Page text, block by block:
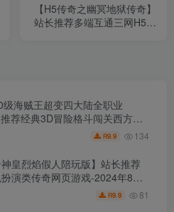
【H5传奇之幽冥地狱传奇】
站长推荐多端互通三网H5全
级海贼王超变四大陆全职业
荐经典3D冒险格斗闯关西方魔
年8月8日最新打包Linux服务端
教程-等级补丁-配套完整客户
R9.9 134
神皇烈焰假人陪玩版】站长推荐
演类传奇网页游戏-2024年8月8
服务端源码视频架设教程-配套
R9.9 81